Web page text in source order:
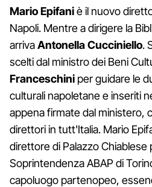
Mario Epifaniè il nuovo
Napoli. Mentre a dirigere la
arrivaAntonella Cucciniello.
scelti dal ministro dei Beni
Franceschini per guidare le
culturali napoletane e inseriti
appena firmate dal ministero,
direttori in tutt'Italia. Mario
direttore di Palazzo Chiablese
Soprintendenza ABAP di
capoluogo partenopeo,